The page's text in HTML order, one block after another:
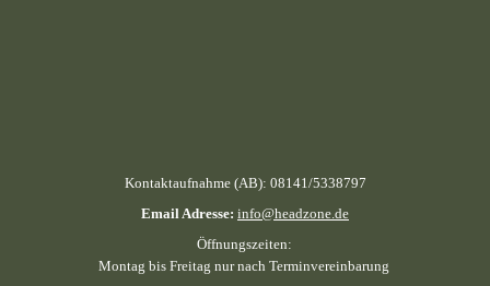
Kontaktaufnahme (AB): 08141/5338797
Email Adresse: info@headzone.de
Öffnungszeiten:
Montag bis Freitag nur nach Terminvereinbarung